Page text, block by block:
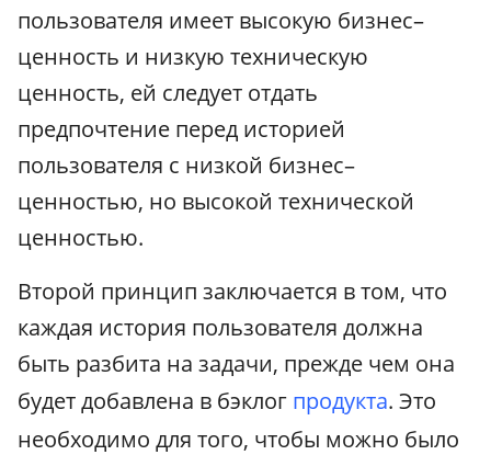
пользователя имеет высокую бизнес–
ценность и низкую техническую
ценность, ей следует отдать
предпочтение перед историей
пользователя с низкой бизнес–
ценностью, но высокой технической
ценностью.
Второй принцип заключается в том, что
каждая история пользователя должна
быть разбита на задачи, прежде чем она
будет добавлена в бэклог продукта. Это
необходимо для того, чтобы можно было